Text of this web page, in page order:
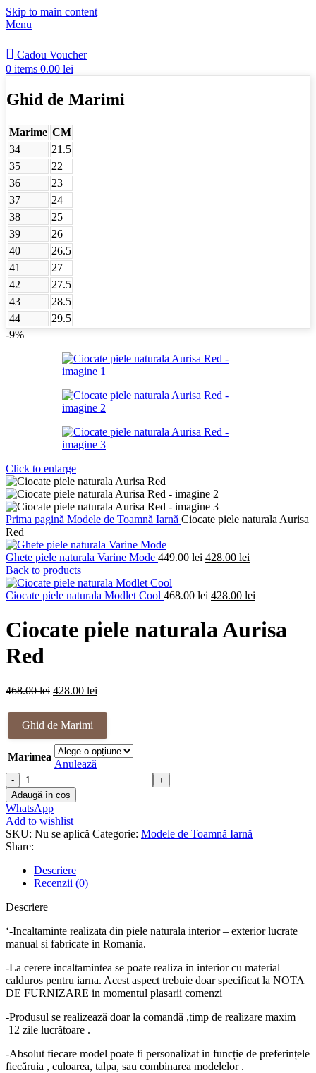
Skip to main content
Menu
Cadou Voucher
0 items 0.00 lei
Ghid de Marimi
Marime CM
34
21.5
35
22
36
23
37
24
38
25
39
26
40
26.5
41
27
42
27.5
43
28.5
44
29.5
-9%
Click to enlarge
Prima pagină Modele de Toamnă Iarnă Ciocate piele naturala Aurisa
Red
Ghete piele naturala Varine Mode 449.00lei Prețul
fost:
428.00 lei
428.00 lei.
Back to products
Ciocate piele naturala Modlet Cool 468.00lei Prețul
fost:
428.00 lei
este:
428.00 lei.
Ciocate piele naturala Aurisa
Red
468.00lei Prețul
a
fost:
468.00 lei.
428.00 lei
este:
Ghid de Marimi
Marimea
Anulează
Cantitate
Ciocate
piele
naturala
Aurisa
Red
Adaugă în coș
WhatsApp
Add to wishlist
SKU: Nu se aplică Categorie: Modele de Toamnă Iarnă
Share:
Descriere
Recenzii (0)
Descriere
‘-Incaltaminte realizata din piele naturala interior – exterior lucrate
manual si fabricate in Romania.
-La cerere incaltamintea se poate realiza in interior cu material
calduros pentru iarna. Acest aspect trebuie doar specificat la NOTA
DE FURNIZARE in momentul plasarii comenzi
-Produsul se realizează doar la comandă ,timp de realizare maxim
12 zile lucrătoare .
-Absolut fiecare model poate fi personalizat in funcție de preferințele
fiecăruia , culoarea, talpa, sau combinarea modelelor .